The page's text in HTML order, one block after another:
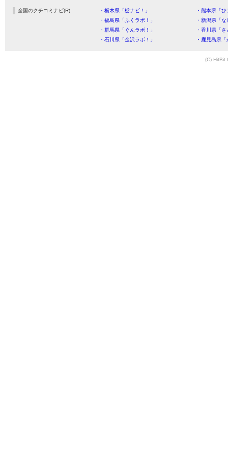
全国のクチコミナビ(R) ・栃木県「栃ナビ！」
・熊本県「
・福島県「ふくラボ！」
・新潟県「
・群馬県「ぐんラボ！」
・香川県「
・石川県「金沢ラボ！」
・鹿児島県
(C) HitBit